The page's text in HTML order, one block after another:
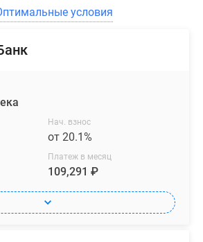
условия
Нач. взнос
от 20.1%
Платеж в месяц
109,291 ₽